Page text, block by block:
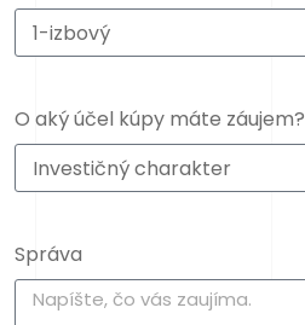
O aký účel kúpy máte záujem?
Správa